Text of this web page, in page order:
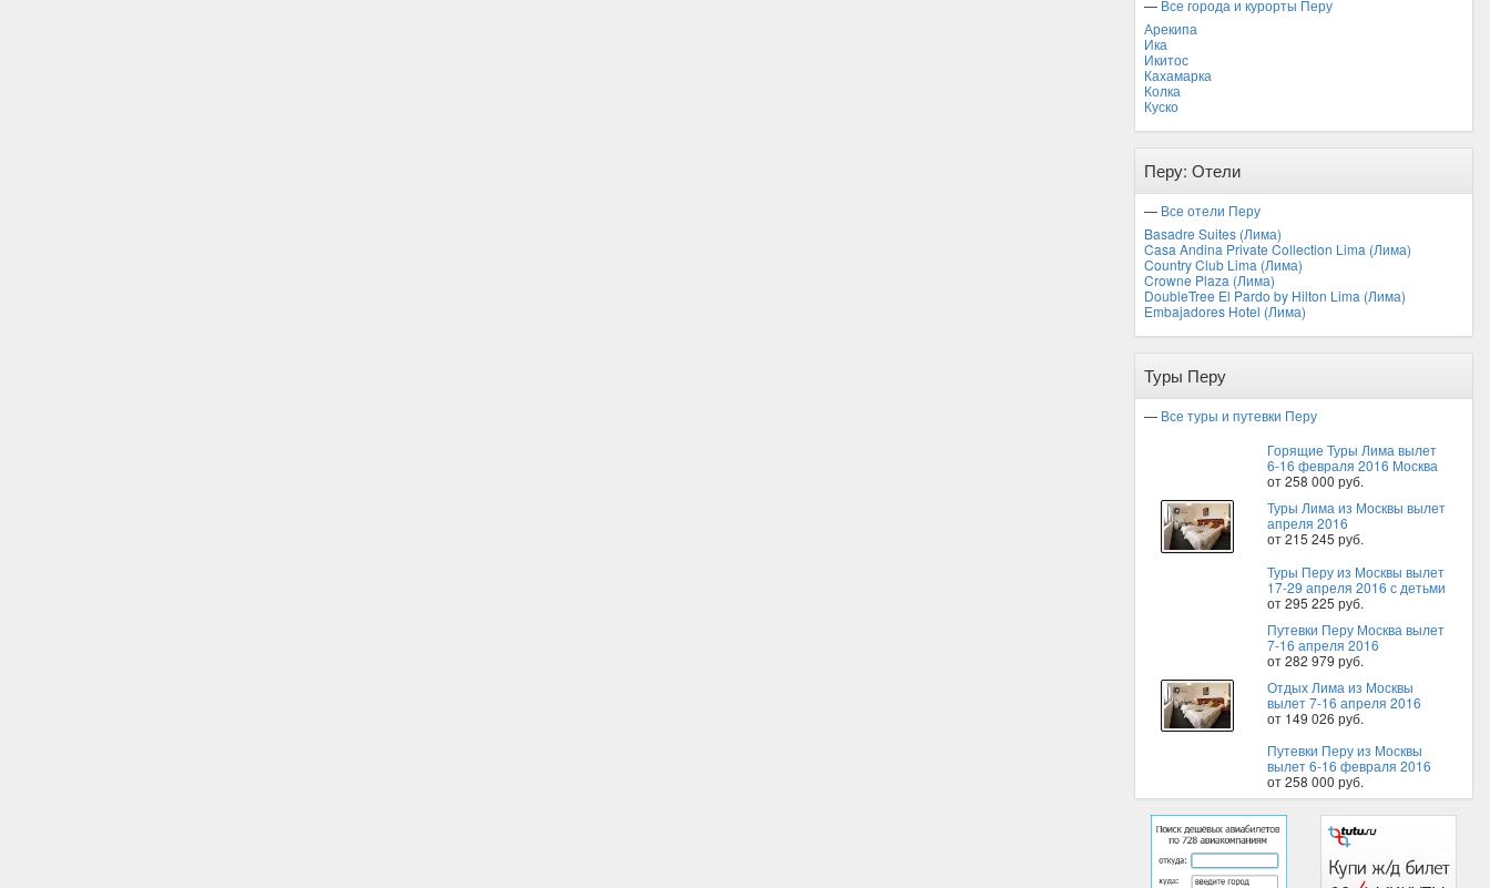
— Все города и курорты Перу
Арекипа
Ика
Икитос
Кахамарка
Колка
Куско
Перу: Отели
— Все отели Перу
Basadre Suites (Лима)
Casa Andina Private Collection Lima (Лима)
Country Club Lima (Лима)
Crowne Plaza (Лима)
DoubleTree El Pardo by Hilton Lima (Лима)
Embajadores Hotel (Лима)
Туры Перу
— Все туры и путевки Перу
Горящие Туры Лима вылет
6-16 февраля 2016 Москва
от 258 000 руб.
Туры Лима из Москвы вылет
апреля 2016
от 215 245 руб.
Туры Перу из Москвы вылет
17-29 апреля 2016 с детьми
от 295 225 руб.
Путевки Перу Москва вылет
7-16 апреля 2016
от 282 979 руб.
Отдых Лима из Москвы
вылет 7-16 апреля 2016
от 149 026 руб.
Путевки Перу из Москвы
вылет 6-16 февраля 2016
от 258 000 руб.